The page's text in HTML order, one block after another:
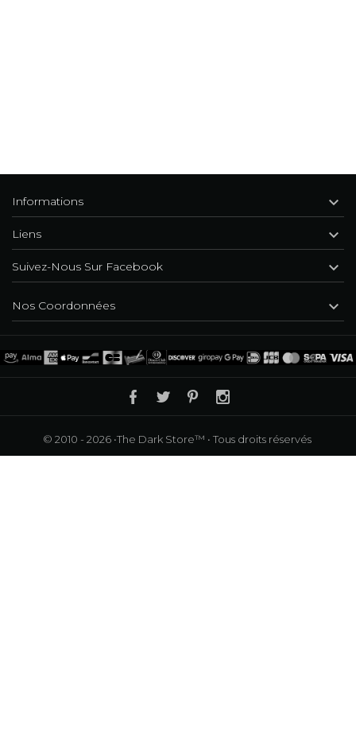
Nos Coordonnées 
Informations 
Liens 
Suivez-Nous Sur Facebook 
© 2010 - 2026 •The Dark Store™ • Tous droits réservés